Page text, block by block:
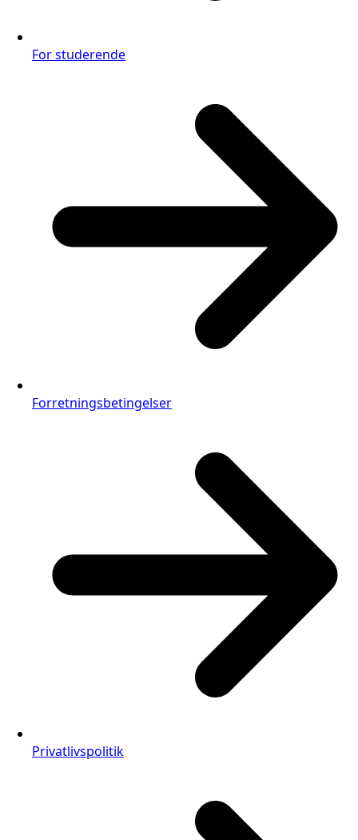
For studerende
Forretningsbetingelser
Privatlivspolitik